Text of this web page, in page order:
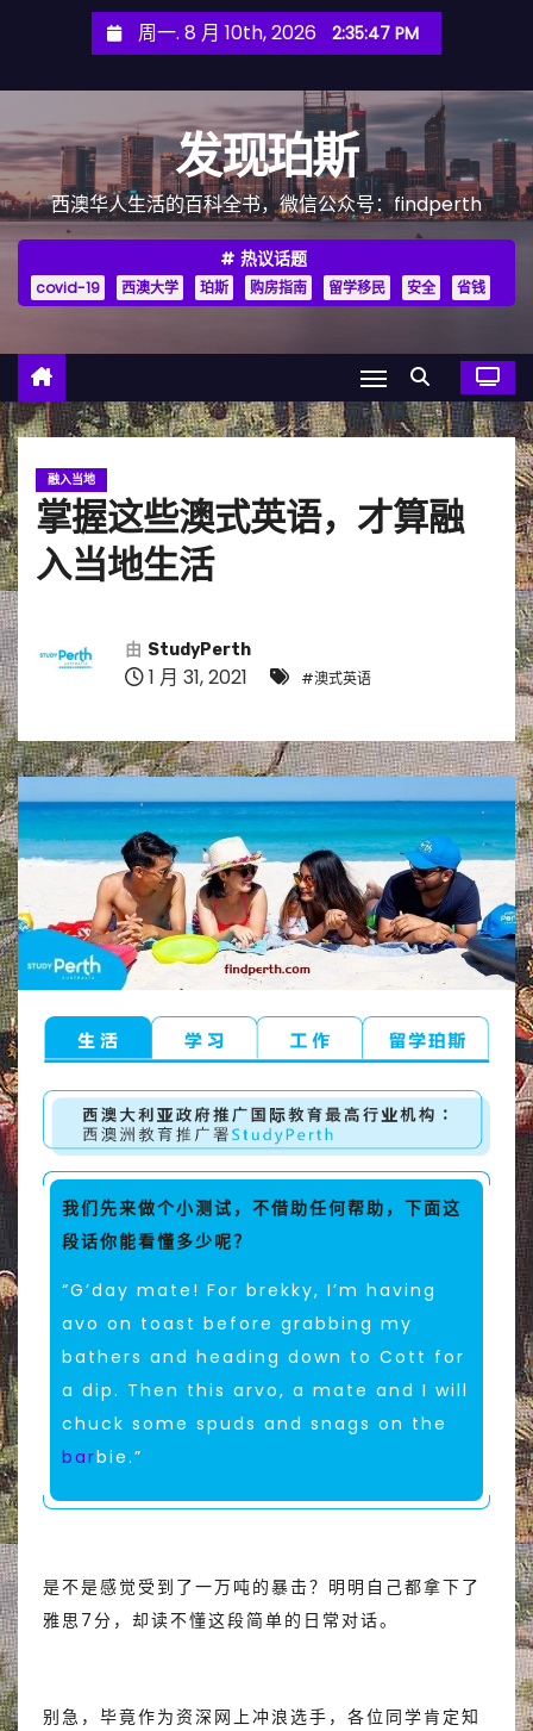
周一. 8 月 10th, 2026 2:35:49 PM
发现珀斯
西澳华人生活的百科全书，微信公众号：findperth
热议话题
covid-19 西澳大学 珀斯 购房指南 留学移民 安全 省钱
融入当地
掌握这些澳式英语，才算融
入当地生活
由 StudyPerth
1 月 31, 2021 #澳式英语
我们先来做个小测试，不借助任何帮助，下面这
段话你能看懂多少呢？
“G’day mate! For brekky, I’m having
avo on toast before grabbing my
bathers and heading down to Cott for
a dip. Then this arvo, a mate and I will
chuck some spuds and snags on the
barbie.”
是不是感觉受到了一万吨的暴击？明明自己都拿下了
雅思7分，却读不懂这段简单的日常对话。
别急，毕竟作为资深网上冲浪选手，各位同学肯定知